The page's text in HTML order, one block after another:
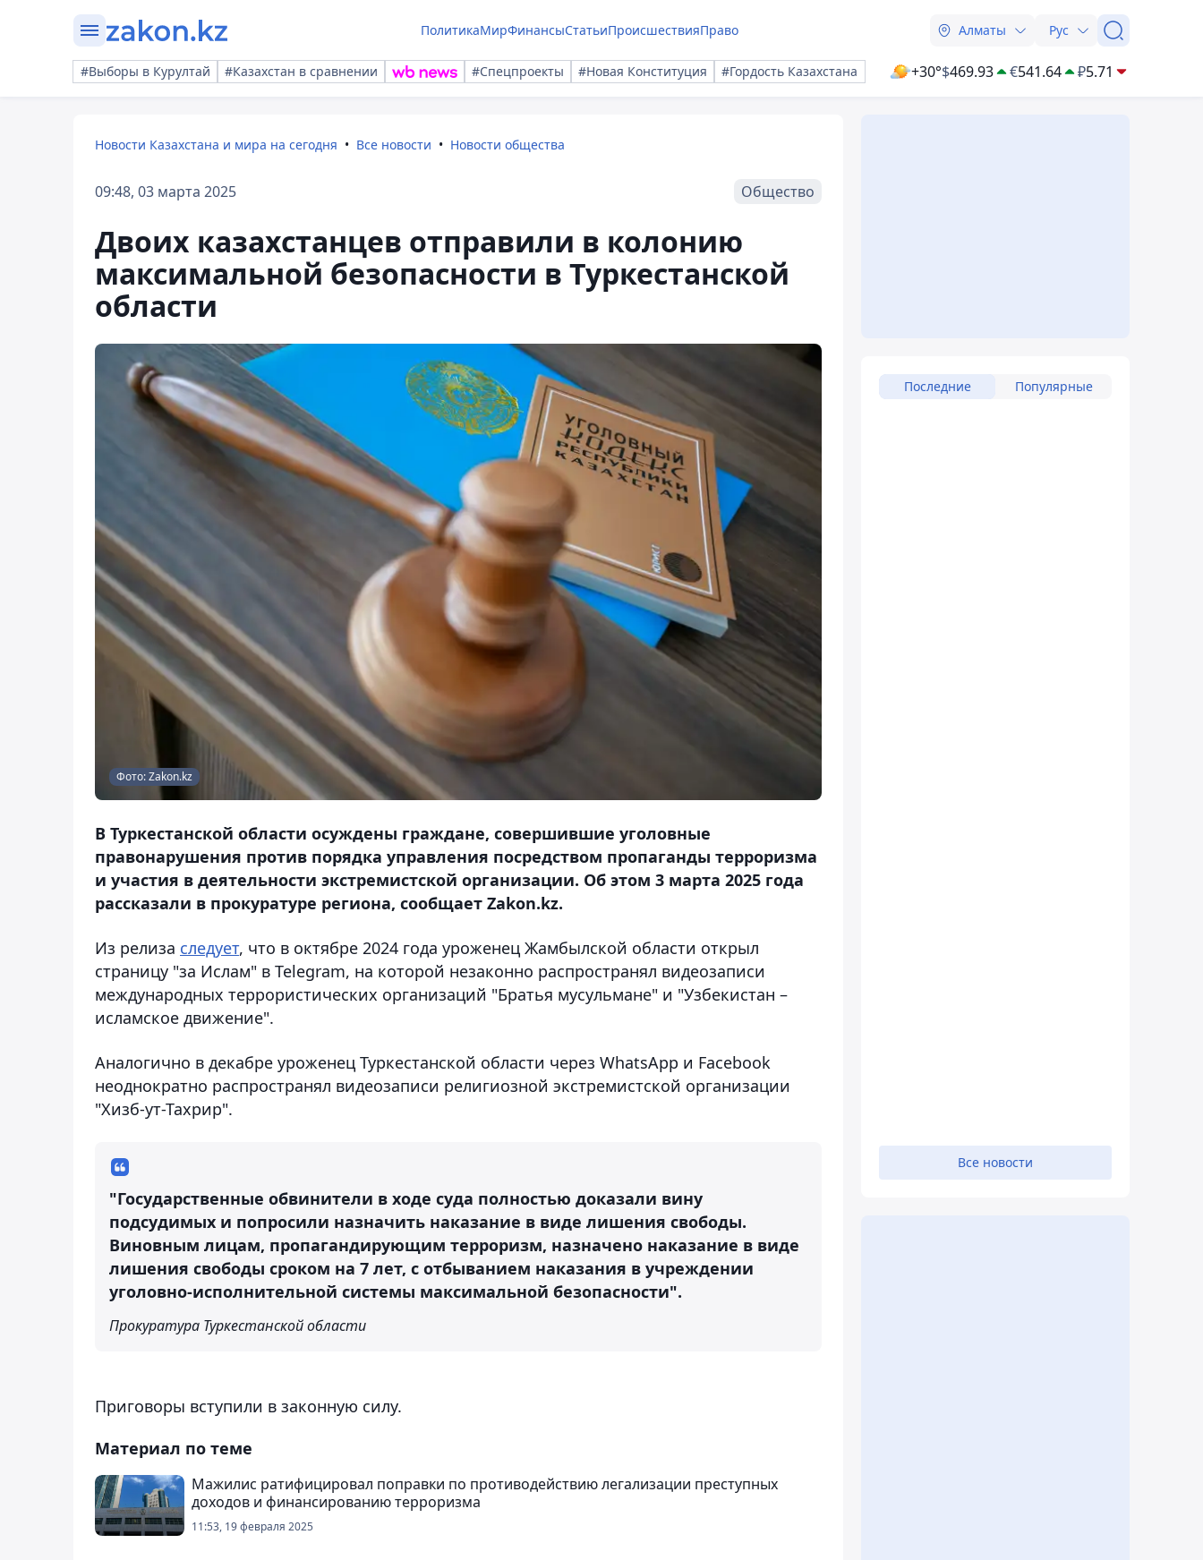
ПолитикаМирФинансыСтатьиПроисшествияПраво Алматы Рус
#Выборы в Курултай #Казахстан в сравнении #Спецпроекты #Новая Конституция #Гордость Казахстана +30°$469.93 €541.64 ₽5.71
Новости Казахстана и мира на сегодня Все новости Новости общества
09:48, 03 марта 2025 Общество
Двоих казахстанцев отправили в колонию
максимальной безопасности в Туркестанской
области
Фото: Zakon.kz
В Туркестанской области осуждены граждане, совершившие уголовные
правонарушения против порядка управления посредством пропаганды терроризма
и участия в деятельности экстремистской организации. Об этом 3 марта 2025 года
рассказали в прокуратуре региона, сообщает Zakon.kz.
Из релиза следует, что в октябре 2024 года уроженец Жамбылской области открыл
страницу "за Ислам" в Telegram, на которой незаконно распространял видеозаписи
международных террористических организаций "Братья мусульмане" и "Узбекистан –
исламское движение".
Аналогично в декабре уроженец Туркестанской области через WhatsApp и Facebook
неоднократно распространял видеозаписи религиозной экстремистской организации
"Хизб-ут-Тахрир".
"Государственные обвинители в ходе суда полностью доказали вину
подсудимых и попросили назначить наказание в виде лишения свободы.
Виновным лицам, пропагандирующим терроризм, назначено наказание в виде
лишения свободы сроком на 7 лет, с отбыванием наказания в учреждении
уголовно-исполнительной системы максимальной безопасности".
Прокуратура Туркестанской области
Приговоры вступили в законную силу.
Материал по теме
Мажилис ратифицировал поправки по противодействию легализации преступных
доходов и финансированию терроризма
11:53, 19 февраля 2025
Последние Популярные
Все новости